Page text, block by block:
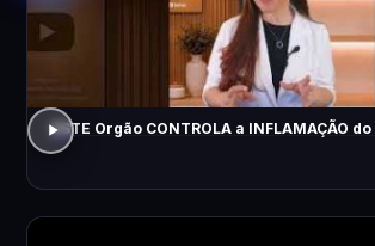
ESTE Orgão CONTROLA a INFLAMAÇÃO